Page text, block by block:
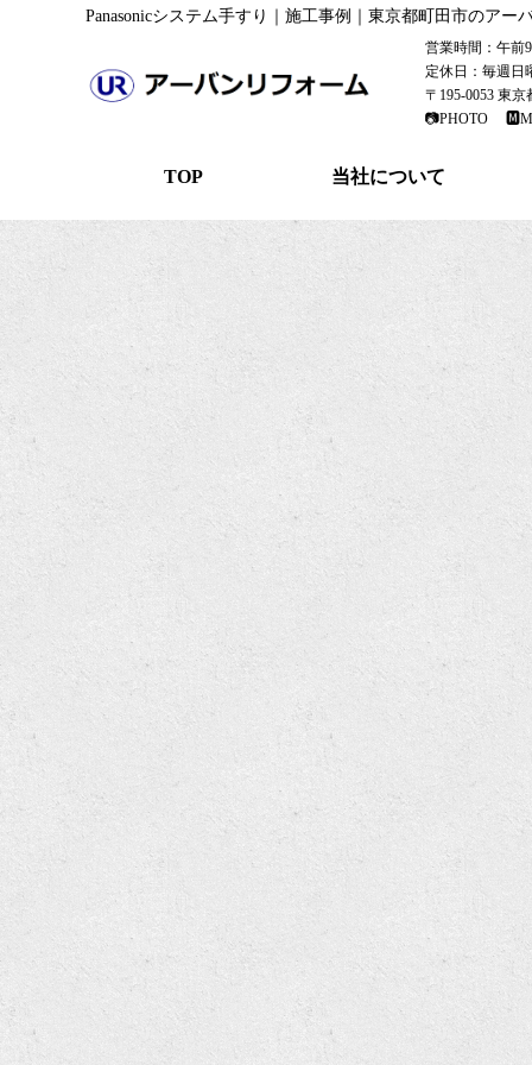
Panasonicシステム手すり｜施工事例｜東京都町田市のアー
営業時間：午前
定休日：毎週日
〒195-0053 東
📷PHOTO
TOP 当社について